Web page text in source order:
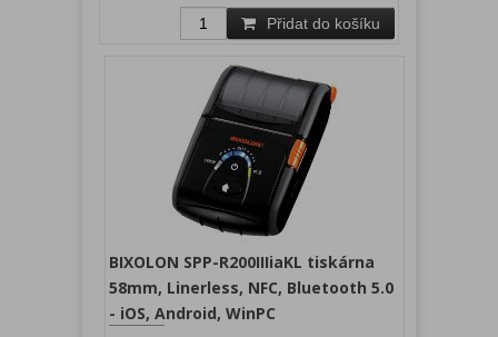
Přidat do košíku
BIXOLON SPP-R200IIIiaKL tiskárna
58mm, Linerless, NFC, Bluetooth 5.0
- iOS, Android, WinPC